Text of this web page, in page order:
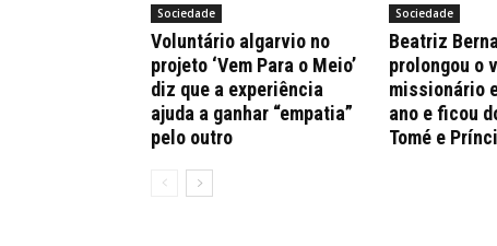
Sociedade
Voluntário algarvio no
projeto ‘Vem Para o Meio’
diz que a experiência
ajuda a ganhar “empatia”
pelo outro
Sociedade
Beatriz
prolongou o
missionário
ano e ficou
Tomé e